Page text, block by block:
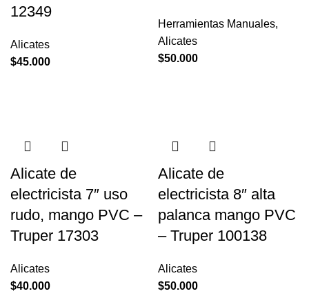
12349
Alicates
$45.000
Herramientas Manuales,
Alicates
$50.000
Alicate de
electricista 7″ uso
rudo, mango PVC –
Truper 17303
Alicates
$40.000
Alicate de
electricista 8″ alta
palanca mango PVC
– Truper 100138
Alicates
$50.000